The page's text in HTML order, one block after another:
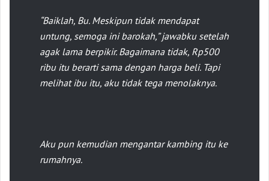
“Baiklah, Bu. Meskipun tidak mendapat
untung, semoga inibarokah,” jawabku setelah
agak lama berpikir. Bagaimana tidak, Rp500
ribu itu berarti sama dengan harga beli. Tapi
melihat ibu itu, aku tidak tega menolaknya.
Aku pun kemudian mengantar kambing itu ke
rumahnya.